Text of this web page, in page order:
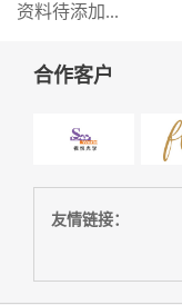
资料待添加...
合作客户
友情链接：